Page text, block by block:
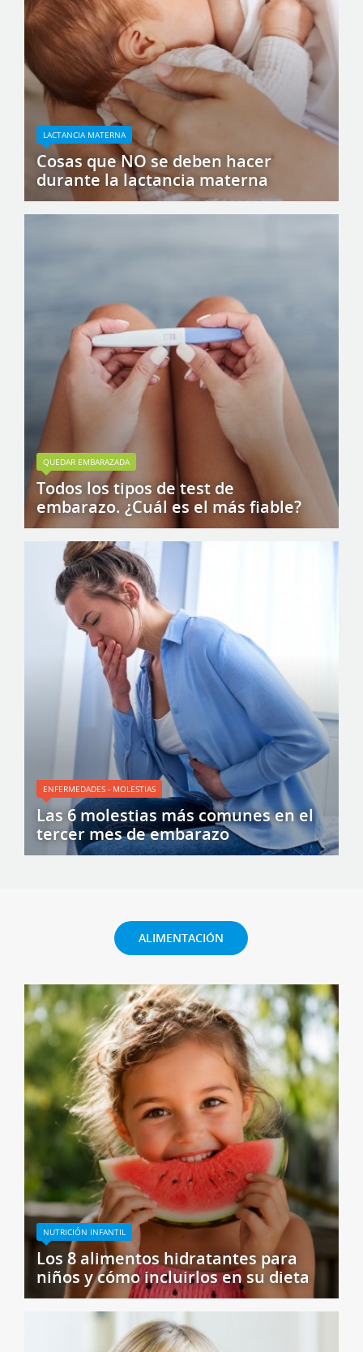
LACTANCIA MATERNA
Cosas que NO se deben hacer
durante la lactancia materna
QUEDAR EMBARAZADA
Todos los tipos de test de
embarazo. ¿Cuál es el más fiable?
ENFERMEDADES - MOLESTIAS
Las 6 molestias más comunes en el
tercer mes de embarazo
ALIMENTACIÓN
NUTRICIÓN INFANTIL
Los 8 alimentos hidratantes para
niños y cómo incluirlos en su dieta